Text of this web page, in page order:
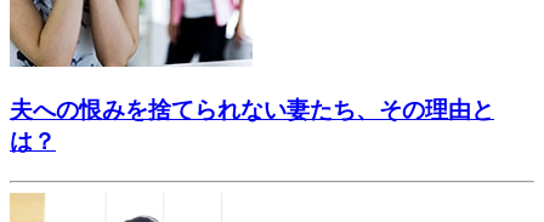
夫への恨みを捨てられない妻たち、その理由と
は？